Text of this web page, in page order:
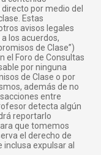
por medio del
Estas
avisos legales
los acuerdos,
de Clase”)
el Foro de Consultas
por ninguna
de Clase o por
además de no
entre
detecta algún
reportarlo
que tomemos
el derecho de
expulsar al